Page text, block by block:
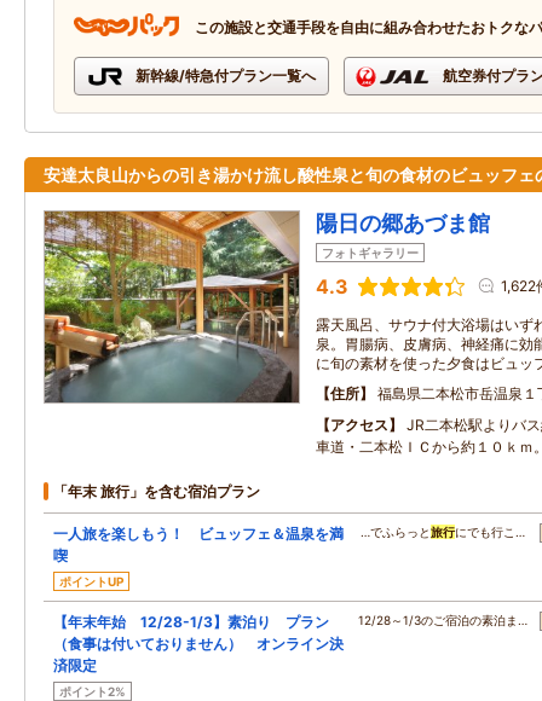
この施設と交通手段を自由に組み合わせたおトクな
新幹線/特急付プラン一覧へ 航空券付プラ
安達太良山からの引き湯かけ流し酸性泉と旬の食材のビュッフェ
陽日の郷あづま館
フォトギャラリー
4.3 1,622
露天風呂、サウナ付大浴場はいず
泉。胃腸病、皮膚病、神経痛に効
に旬の素材を使った夕食はビュッ
住所
福島県二本松市岳温泉１
アクセス
JR二本松駅よりバ
車道・二本松ＩＣから約１０ｋｍ
「年末 旅行」を含む宿泊プラン
一人旅を楽しもう！ ビュッフェ＆温泉を満
喫
ポイントUP
…でふらっと旅行にでも行こ…
【年末年始 12/28-1/3】素泊り プラン
（食事は付いておりません） オンライン決
済限定
ポイント2%
12/28～1/3のご宿泊の素泊ま…